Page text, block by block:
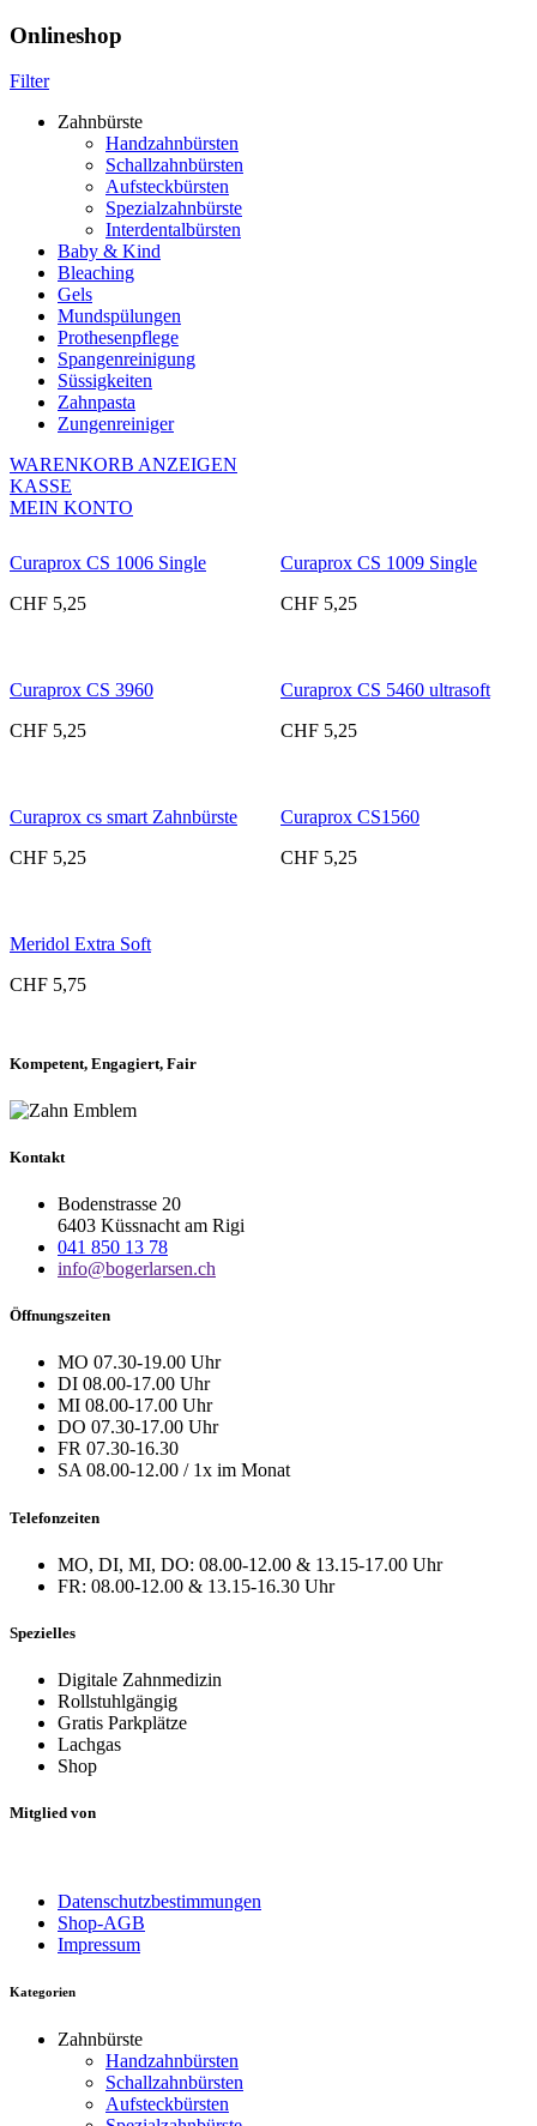
Onlineshop
Filter
Zahnbürste
Handzahnbürsten
Schallzahnbürsten
Aufsteckbürsten
Spezialzahnbürste
Interdentalbürsten
Baby & Kind
Bleaching
Gels
Mundspülungen
Prothesenpflege
Spangenreinigung
Süssigkeiten
Zahnpasta
Zungenreiniger
WARENKORB ANZEIGEN
KASSE
MEIN KONTO
Curaprox CS 1006 Single
CHF 5,25
Curaprox CS 1009 Single
CHF 5,25
Curaprox CS 3960
CHF 5,25
Curaprox CS 5460 ultrasoft
CHF 5,25
Curaprox cs smart Zahnbürste
CHF 5,25
Curaprox CS1560
CHF 5,25
Meridol Extra Soft
CHF 5,75
Kompetent, Engagiert, Fair
Kontakt
Bodenstrasse 20
6403 Küssnacht am Rigi
041 850 13 78
info@bogerlarsen.ch
Öffnungszeiten
MO 07.30-19.00 Uhr
DI 08.00-17.00 Uhr
MI 08.00-17.00 Uhr
DO 07.30-17.00 Uhr
FR 07.30-16.30
SA 08.00-12.00 / 1x im Monat
Telefonzeiten
MO, DI, MI, DO: 08.00-12.00 & 13.15-17.00 Uhr
FR: 08.00-12.00 & 13.15-16.30 Uhr
Spezielles
Digitale Zahnmedizin
Rollstuhlgängig
Gratis Parkplätze
Lachgas
Shop
Mitglied von
Datenschutzbestimmungen
Shop-AGB
Impressum
Kategorien
Zahnbürste
Handzahnbürsten
Schallzahnbürsten
Aufsteckbürsten